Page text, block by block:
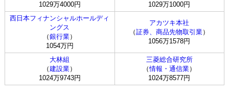
1029万4000円
1029万1000円
西日本フィナンシャルホールディ
ングス
（銀行業）
1054万円
アカツキ本社
（証券、商品先物取引業）
1056万1578円
大林組
（建設業）
1024万9743円
三菱総合研究所
（情報・通信業）
1024万8577円